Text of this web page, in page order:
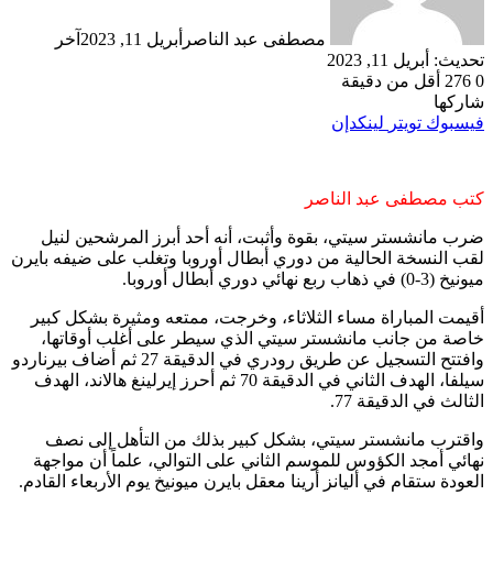
مصطفى عبد الناصر أبريل 11, 2023
آخر
تحديث: أبريل 11, 2023
0
أقل من دقيقة
شاركها
فيسبوك تويتر لينكدإن
كتب مصطفى عبد الناصر
ضرب مانشستر سيتي، بقوة وأثبت، أنه أحد أبرز المرشحين لنيل
لقب النسخة الحالية من دوري أبطال أوروبا وتغلب على ضيفه بايرن
ميونيخ (3-0) في ذهاب ربع نهائي دوري أبطال أوروبا.
أقيمت المباراة مساء الثلاثاء، وخرجت، ممتعه ومثيرة بشكل كبير
خاصة من جانب مانشستر سيتي الذي سيطر على أغلب أوقاتها،
وافتتح التسجيل عن طريق رودري في الدقيقة 27 ثم أضاف بيرناردو
سيلفا، الهدف الثاني في الدقيقة 70 ثم أحرز إيرلينغ هالاند، الهدف
الثالث في الدقيقة 77.
واقترب مانشستر سيتي، بشكل كبير بذلك من التأهل إلى نصف
نهائي أمجد الكؤوس للموسم الثاني على التوالي، علماً أن مواجهة
العودة ستقام في أليانز أرينا معقل بايرن ميونيخ يوم الأربعاء القادم.